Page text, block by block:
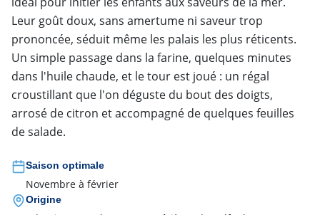
Leur goût doux, sans amertume ni saveur trop
prononcée, séduit même les palais les plus réticents.
Un simple passage dans la farine, quelques minutes
dans l'huile chaude, et le tour est joué : un régal
croustillant que l'on déguste du bout des doigts,
arrosé de citron et accompagné de quelques feuilles
de salade.
Saison optimale
Novembre à février
Origine